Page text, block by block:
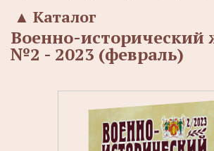
Каталог
▲
Военно-исторический
№2 - 2023 (февраль)